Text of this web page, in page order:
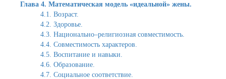
Глава 4. Математическая модель «идеальной» жены.
4.1. Возраст.
4.2. Здоровье.
4.3. Национально–религиозная совместимость.
4.4. Совместимость характеров.
4.5. Воспитание и навыки.
4.6. Образование.
4.7. Социальное соответствие.